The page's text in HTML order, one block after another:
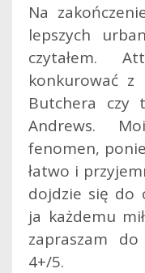
Na
lepszych
czytałem.
konkurować z
Butchera czy
Andrews.
fenomen,
łatwo i
dojdzie się do
ja każdemu
zapraszam
4+/5.